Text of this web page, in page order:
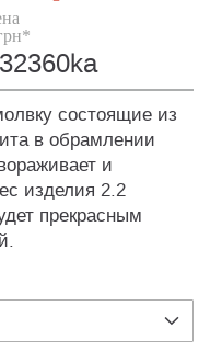
состоящие из
в обрамлении
и
изделия 2.2
прекрасным